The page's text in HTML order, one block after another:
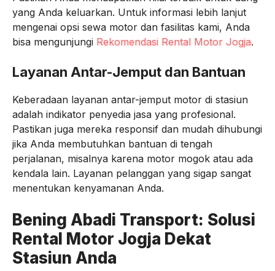
yang Anda keluarkan. Untuk informasi lebih lanjut
mengenai opsi sewa motor dan fasilitas kami, Anda
bisa mengunjungi Rekomendasi Rental Motor Jogja.
Layanan Antar-Jemput dan Bantuan
Keberadaan layanan antar-jemput motor di stasiun
adalah indikator penyedia jasa yang profesional.
Pastikan juga mereka responsif dan mudah dihubungi
jika Anda membutuhkan bantuan di tengah
perjalanan, misalnya karena motor mogok atau ada
kendala lain. Layanan pelanggan yang sigap sangat
menentukan kenyamanan Anda.
Bening Abadi Transport: Solusi
Rental Motor Jogja Dekat
Stasiun Anda